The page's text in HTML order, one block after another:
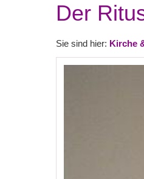
Der
Sie sind hier: Kirche